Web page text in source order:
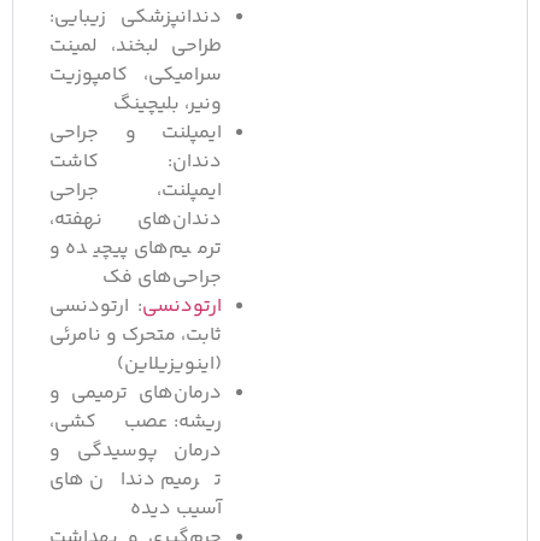
دندانپزشکی زیبایی:
طراحی لبخند، لمینت
سرامیکی، کامپوزیت
ونیر، بلیچینگ
ایمپلنت و جراحی
دندان: کاشت
ایمپلنت، جراحی
دندان‌های نهفته،
ترمیم‌های پیچیده و
جراحی‌های فک
ارتودنسی: ارتودنسی
ثابت، متحرک و نامرئی
(اینویزیلاین)
درمان‌های ترمیمی و
ریشه: عصب‌کشی،
درمان پوسیدگی و
ترمیم دندان های
آسیب دیده